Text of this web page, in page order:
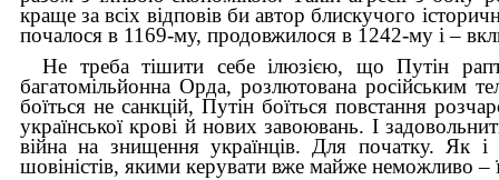
краще за всіх відповів би автор блискучого
почалося в 1169-му, продовжилося в 1242-му і –
Не треба тішити себе ілюзією, що Путін
багатомільйонна Орда, розлютована російським
боїться не санкцій, Путін боїться повстання
української крові й нових завоювань. І
війна на знищення українців. Для початку. Як і
шовіністів, якими керувати вже майже неможливо –